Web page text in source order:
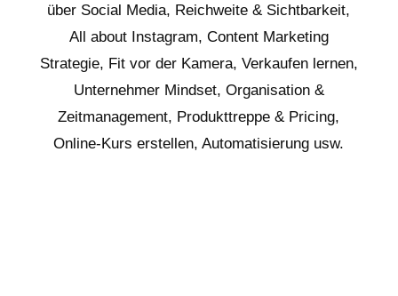
über Social Media, Reichweite & Sichtbarkeit,
All about Instagram, Content Marketing
Strategie, Fit vor der Kamera, Verkaufen lernen,
Unternehmer Mindset, Organisation &
Zeitmanagement, Produkttreppe & Pricing,
Online-Kurs erstellen, Automatisierung usw.